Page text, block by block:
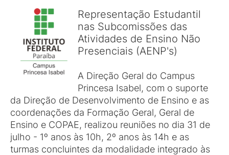
Representação Estudantil
nas Subcomissões das
Atividades de Ensino Não
Presenciais (AENP's)
A Direção Geral do Campus
Princesa Isabel, com o suporte
da Direção de Desenvolvimento de Ensino e as
coordenações da Formação Geral, Geral de
Ensino e COPAE, realizou reuniões no dia 31 de
julho - 1º anos às 10h, 2º anos às 14h e as
turmas concluintes da modalidade integrado às